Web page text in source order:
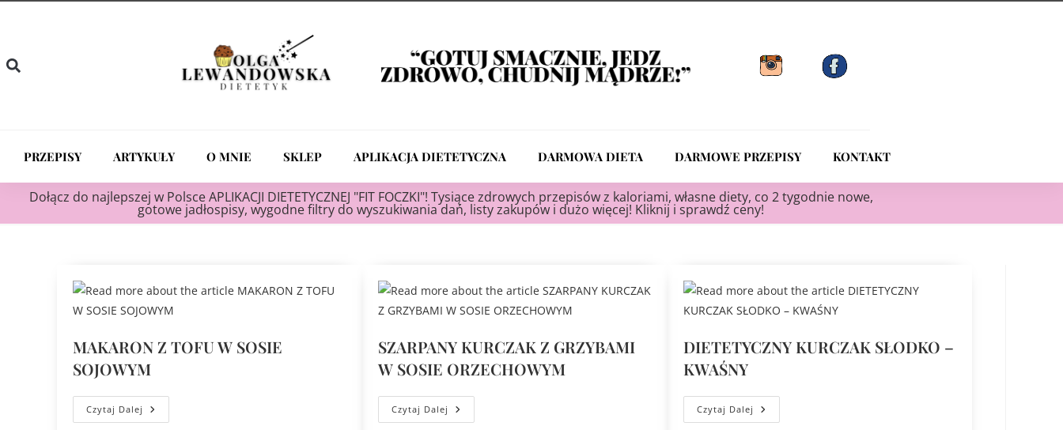
PRZEPISY ARTYKUŁY O MNIE SKLEP APLIKACJA DIETETYCZNA DARMOWA DIETA DARMOWE PRZEPISY KONTAKT
Dołącz do najlepszej w Polsce APLIKACJI DIETETYCZNEJ "FIT FOCZKI"! Tysiące zdrowych przepisów z kaloriami, własne diety, co 2 tygodnie nowe,
gotowe jadłospisy, wygodne filtry do wyszukiwania dań, listy zakupów i dużo więcej! Kliknij i sprawdź ceny!
MAKARON Z TOFU W SOSIE
SOJOWYM
Czytaj Dalej
SZARPANY KURCZAK Z GRZYBAMI
W SOSIE ORZECHOWYM
Czytaj Dalej
DIETETYCZNY KURCZAK SŁODKO –
KWAŚNY
Czytaj Dalej